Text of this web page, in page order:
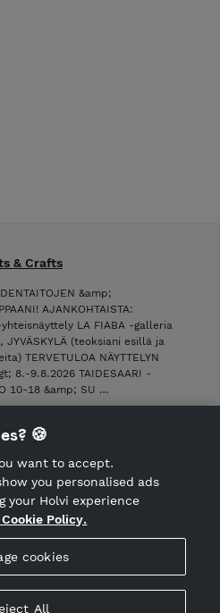
is regulated by the Financial
& Crafts
&amp;
AJANKOHTAISTA:
LA FIABA -galleria
JYVÄSKYLÄ (teoksiani esillä ja
TERVETULOA NÄYTTELYN
8.-9.8.2026 TAIDESAARI -
10-18 &amp; SU …
🍪
want to accept.
you personalised ads
your Holvi experience
Policy.
cookies
All